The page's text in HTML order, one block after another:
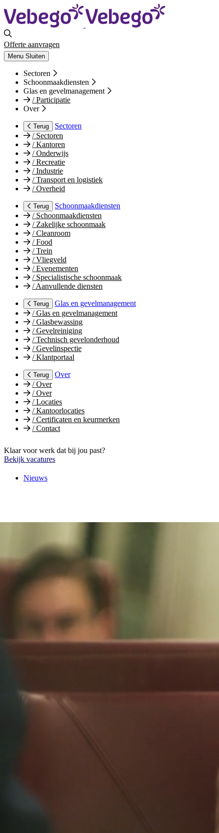
Offerte aanvragen
Menu Sluiten
Sectoren
Schoonmaakdiensten
Glas en gevelmanagement
/Participatie
Over
Terug
Sectoren
/Sectoren
/Kantoren
/Onderwijs
/Recreatie
/Industrie
/Transport en logistiek
/Overheid
Terug
Schoonmaakdiensten
/Schoonmaakdiensten
/Zakelijke schoonmaak
/Cleanroom
/Food
/Trein
/Vliegveld
/Evenementen
/Specialistische schoonmaak
/Aanvullende diensten
Terug
Glas en gevelmanagement
/Glas en gevelmanagement
/Glasbewassing
/Gevelreiniging
/Technisch gevelonderhoud
/Gevelinspectie
/Klantportaal
Terug
Over
/Over
/Over
/Locaties
/Kantoorlocaties
/Certificaten en keurmerken
/Contact
Klaar voor werk dat bij jou past?
Bekijk vacatures
Nieuws